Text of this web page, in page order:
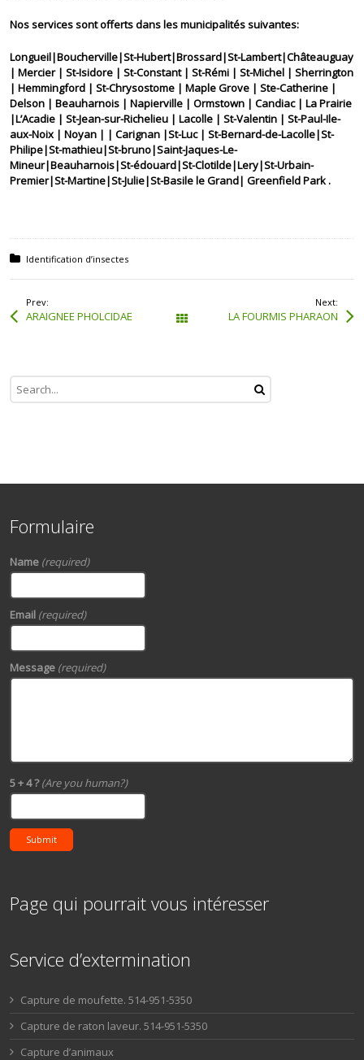
Nos services sont offerts dans les municipalités suivantes:
Longueil|Boucherville|St-Hubert|Brossard|St-Lambert|Châteauguay
| Mercier | St-Isidore | St-Constant | St-Rémi | St-Michel | Sherrington
| Hemmingford | St-Chrysostome | Maple Grove | Ste-Catherine |
Delson | Beauharnois | Napierville | Ormstown | Candiac | La Prairie
|L’Acadie | St-Jean-sur-Richelieu | Lacolle | St-Valentin | St-Paul-Ile-
aux-Noix | Noyan | | Carignan |St-Luc | St-Bernard-de-Lacolle|St-
Philipe|St-mathieu|St-bruno|Saint-Jaques-Le-
Mineur|Beauharnois|St-édouard|St-Clotilde|Lery|St-Urbain-
Premier|St-Martine|St-Julie|St-Basile le Grand| Greenfield Park .
Posted in:
Identification d’insectes
Prev:
ARAIGNEE PHOLCIDAE Tous les articles
Next:
LA FOURMIS PHARAON
Formulaire
Name (required)
Email (required)
Message (required)
5 + 4 ?(Are you human?)
Submit
Page qui pourrait vous intéresser
Service d’extermination
Capture de moufette. 514-951-5350
Capture de raton laveur. 514-951-5350
Capture d’animaux